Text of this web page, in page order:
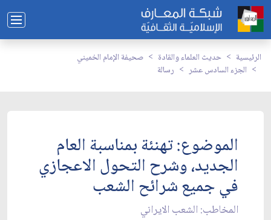
الرئيسية حديث العلماء والقادة
صحيفة الإمام الخميني
الجزء السادس عشر
رسالة
الموضوع: تهنئة بمناسبة العام
الجديد، وشرح التحول الاعجازي
في جميع شرائح الشعب‏
المخاطب: الشعب الايراني‏